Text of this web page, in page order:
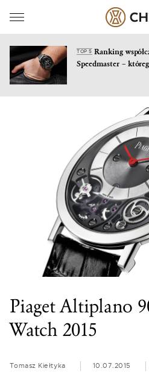
TOP 5Ranking
Speedmaster –
Piaget Altiplano
Watch 2015
Tomasz Kiełtyka 10.07.2015